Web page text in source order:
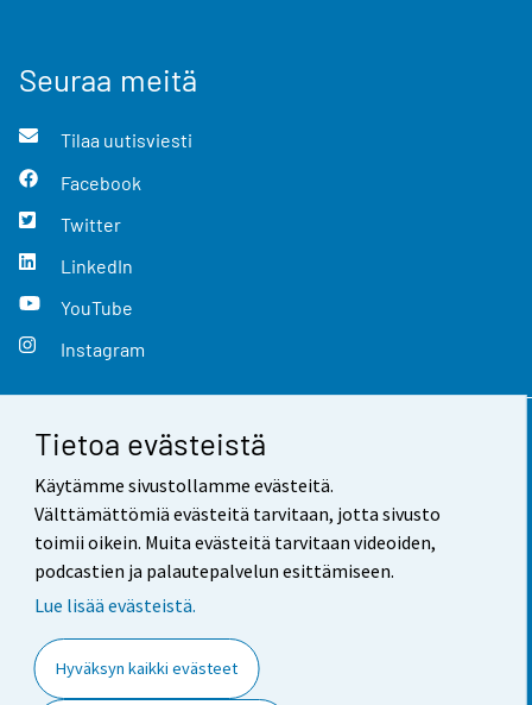
Tietoa evästeistä
Käytämme sivustollamme evästeitä.
Välttämättömiä evästeitä tarvitaan, jotta sivusto
toimii oikein. Muita evästeitä tarvitaan videoiden,
podcastien ja palautepalvelun esittämiseen.
Lue lisää evästeistä.
Hyväksyn kaikki evästeet
Seuraa meitä
Tilaa uutisviesti
Facebook
Twitter
LinkedIn
YouTube
Instagram
Yhteystiedot
Palaute
Käyttöehdot
Saavutettavuus
Tietoa sivustosta